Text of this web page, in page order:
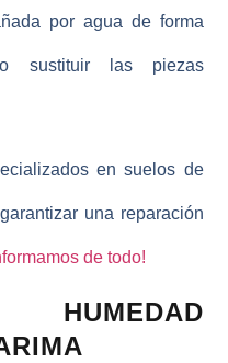
por aguade forma
sustituir las piezas
en suelos de
una reparación
de todo!
HUMEDAD